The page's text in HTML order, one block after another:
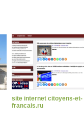
site internet citoyens-et-
francais.ru